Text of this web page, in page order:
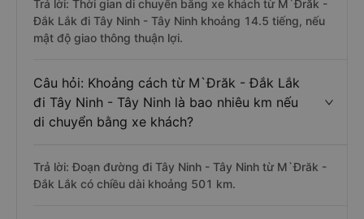
Trả lời: Thời gian di chuyển bằng xe khách từ M`Đrăk -
Đắk Lắk đi Tây Ninh - Tây Ninh khoảng 14.5 tiếng, nếu
mật độ giao thông thuận lợi.
Câu hỏi: Khoảng cách từ M`Đrăk - Đắk Lắk
đi Tây Ninh - Tây Ninh là bao nhiêu km nếu
di chuyển bằng xe khách?
Trả lời: Đoạn đường đi Tây Ninh - Tây Ninh từ M`Đrăk -
Đắk Lắk có chiều dài khoảng 501 km.